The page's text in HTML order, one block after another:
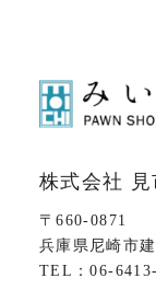
株式会社 見
〒660-0871
兵庫県尼崎市
TEL：06-